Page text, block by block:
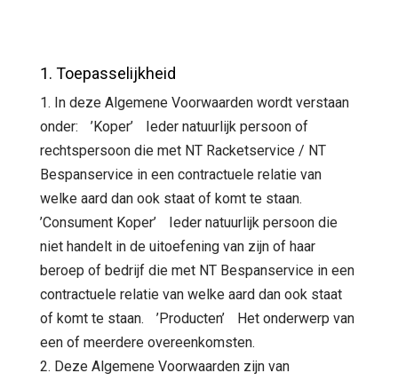
1. Toepasselijkheid
1. In deze Algemene Voorwaarden wordt verstaan
onder: ’Koper’ Ieder natuurlijk persoon of
rechtspersoon die met NT Racketservice / NT
Bespanservice in een contractuele relatie van
welke aard dan ook staat of komt te staan.
’Consument Koper’ Ieder natuurlijk persoon die
niet handelt in de uitoefening van zijn of haar
beroep of bedrijf die met NT Bespanservice in een
contractuele relatie van welke aard dan ook staat
of komt te staan. ’Producten’ Het onderwerp van
een of meerdere overeenkomsten.
2. Deze Algemene Voorwaarden zijn van